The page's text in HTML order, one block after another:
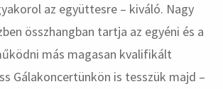
az együttesre – kiváló. Nagy
összhangban tartja az egyéni és a
más magasan kvalifikált
Gálakoncertünkön is tesszük majd –